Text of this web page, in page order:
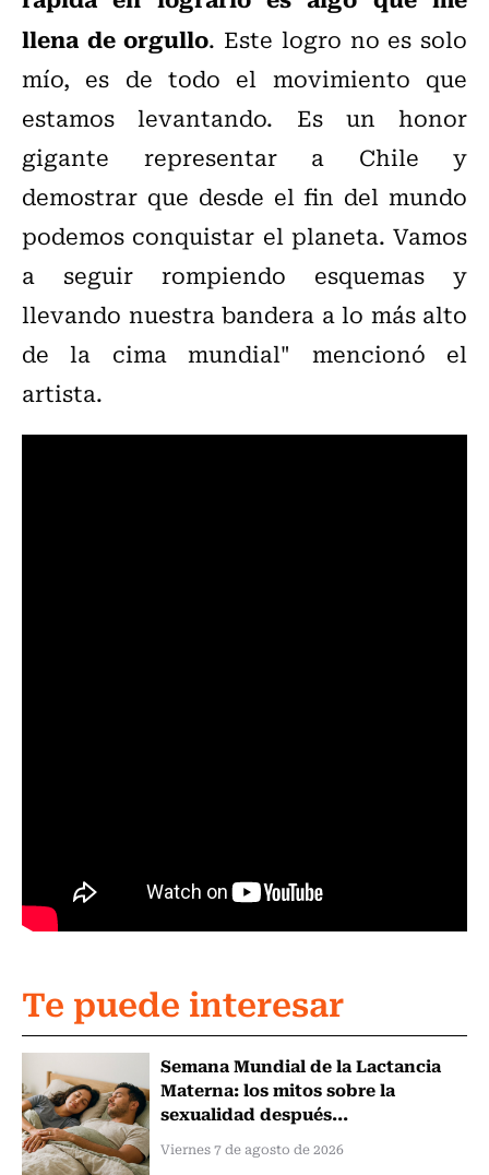
llena de orgullo. Este logro no es solo
mío, es de todo el movimiento que
estamos levantando. Es un honor
gigante representar a Chile y
demostrar que desde el fin del mundo
podemos conquistar el planeta. Vamos
a seguir rompiendo esquemas y
llevando nuestra bandera a lo más alto
de la cima mundial" mencionó el
artista.
Te puede interesar
Semana Mundial de la Lactancia
Materna: los mitos sobre la
sexualidad después...
Viernes 7 de agosto de 2026